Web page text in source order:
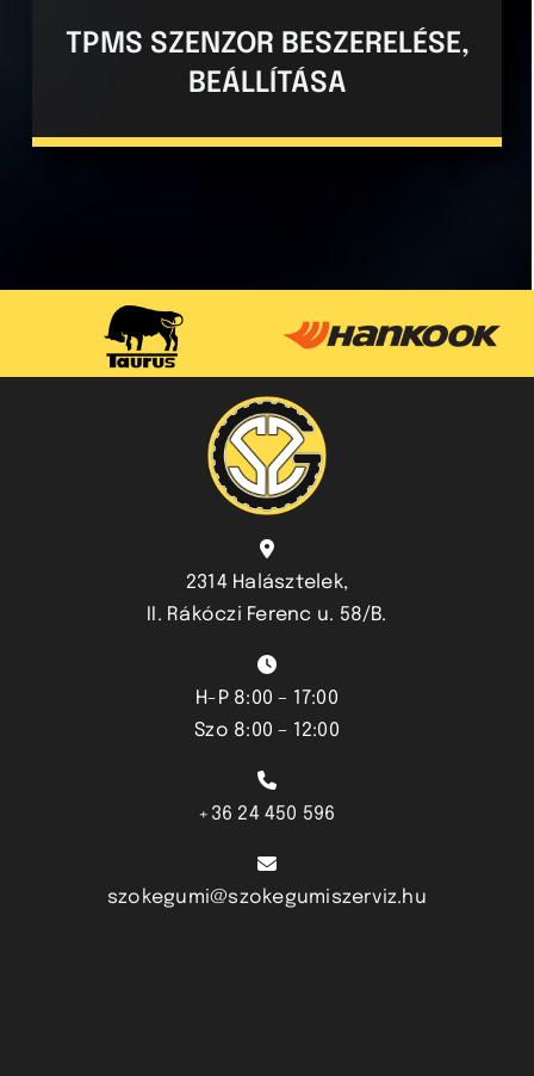
TPMS SZENZOR BESZERELÉSE,
BEÁLLÍTÁSA
2314 Halásztelek,
II. Rákóczi Ferenc u. 58/B.
H-P 8:00 – 17:00
Szo 8:00 – 12:00
+36 24 450 596
szokegumi@szokegumiszerviz.hu